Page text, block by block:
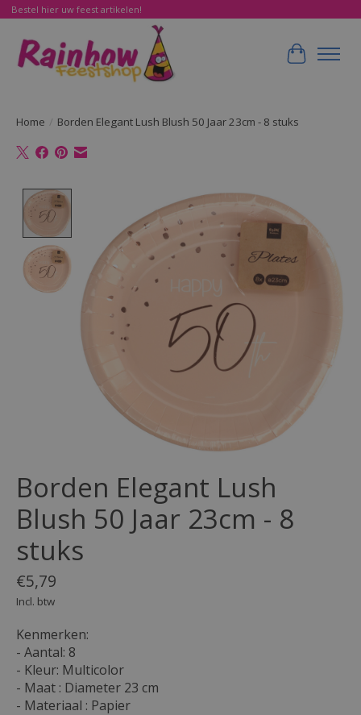
Bestel hier uw feest artikelen!
Home / Borden Elegant Lush Blush 50 Jaar 23cm - 8 stuks
Product image slideshow Items
Borden Elegant Lush
Blush 50 Jaar 23cm - 8
stuks
€5,79
Incl. btw
Kenmerken:
- Aantal: 8
- Kleur: Multicolor
- Maat : Diameter 23 cm
- Materiaal : Papier